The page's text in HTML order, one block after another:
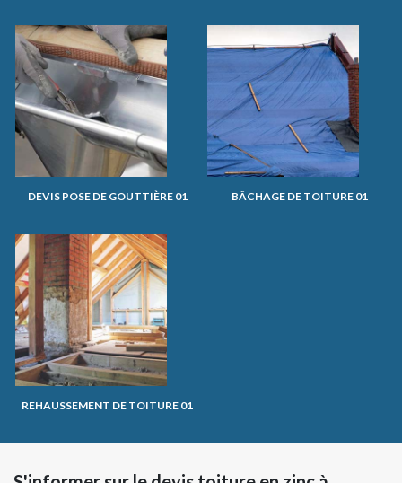
DEVIS POSE DE GOUTTIÈRE 01 BÂCHAGE DE TOITURE 01
REHAUSSEMENT DE TOITURE 01